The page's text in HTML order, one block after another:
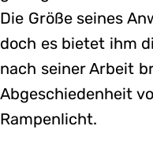
Die Größe seines
doch es bietet ihm
nach seiner Arbeit
Abgeschiedenheit
Rampenlicht.